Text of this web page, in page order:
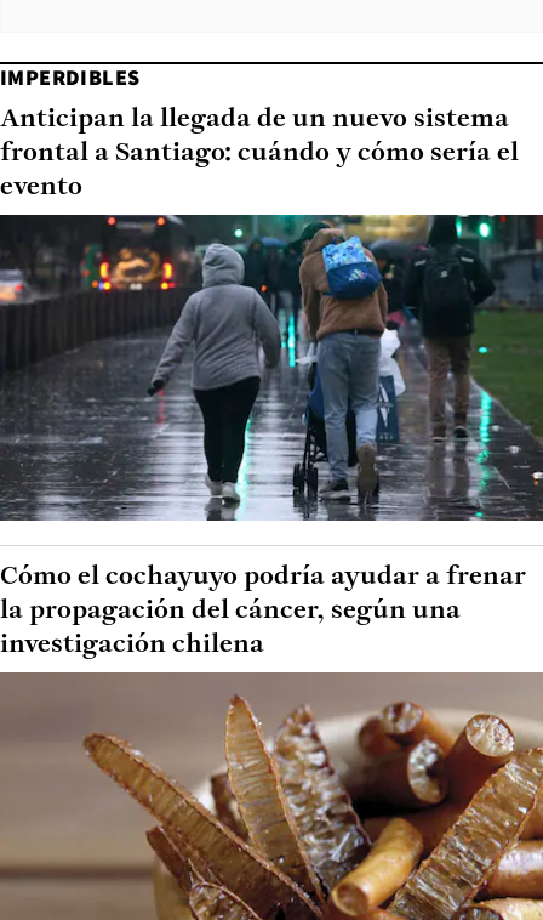
IMPERDIBLES
Anticipan la llegada de un nuevo sistema
frontal a Santiago: cuándo y cómo sería el
evento
Cómo el cochayuyo podría ayudar a frenar
la propagación del cáncer, según una
investigación chilena